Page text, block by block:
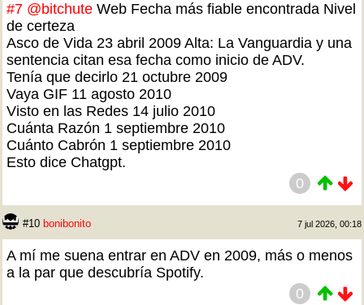
#7 @bitchute Web Fecha más fiable encontrada Nivel
de certeza
Asco de Vida 23 abril 2009 Alta: La Vanguardia y una
sentencia citan esa fecha como inicio de ADV.
Tenía que decirlo 21 octubre 2009
Vaya GIF 11 agosto 2010
Visto en las Redes 14 julio 2010
Cuánta Razón 1 septiembre 2010
Cuánto Cabrón 1 septiembre 2010
Esto dice Chatgpt.
0
#10 bonibonito 7 jul 2026, 00:18
A mí me suena entrar en ADV en 2009, más o menos
a la par que descubría Spotify.
0